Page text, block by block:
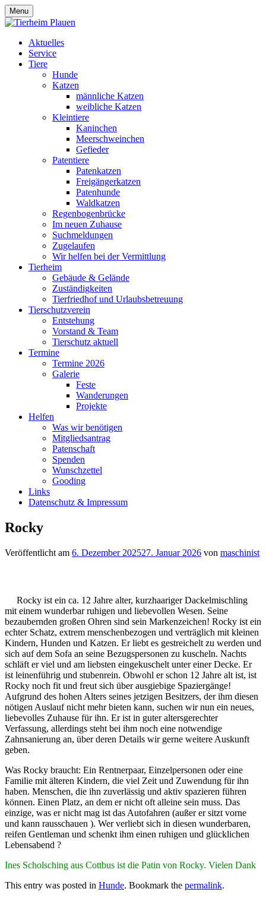
Menu
Aktuelles
Service
Tiere
Hunde
Katzen
männliche Katzen
weibliche Katzen
Kleintiere
Kaninchen
Meerschweinchen
Gefieder
Patentiere
Patenkatzen
Freigängerkatzen
Patenhunde
Waldkatzen
Regenbogenbrücke
Im neuen Zuhause
Suchmeldungen
Zugelaufen
Wir helfen bei der Vermittlung
Tierheim
Gebäude & Gelände
Zuständigkeiten
Tierfriedhof und Urlaubsbetreuung
Tierschutzverein
Entstehung
Vorstand & Team
Tierschutz aktuell
Termine
Termine 2026
Galerie
Feste
Wanderungen
Projekte
Helfen
Was wir benötigen
Mitgliedsantrag
Patenschaft
Spenden
Wunschzettel
Gooding
Links
Datenschutz & Impressum
Rocky
Veröffentlicht am 6. Dezember 202527. Januar 2026 von maschinist
Rocky ist ein ca. 12 Jahre alter, kurzhaariger Dackelmischling
mit einem wunderbar ruhigen und liebevollen Wesen. Seine
bezaubernden großen Ohren sind sein Markenzeichen! ​Rocky ist ein
echter Schatz, extrem menschenbezogen und verträglich mit kleinen
Kindern, Hunden und Katzen. Er liebt es gestreichelt zu werden und
sich auf dem Sofa an seine Bezugspersonen zu kuscheln. Nachts
schläft er viel und am liebsten eingekuschelt unter einer Decke. ​Er
ist leinenführig und stubenrein. Obwohl er schon 12 Jahre alt ist, ist
Rocky noch fit und freut sich über ausgiebige Spaziergänge!
Aufgrund des hohen Alters seines jetzigen Besitzers, der ihm diesen
nötigen Auslauf nicht mehr bieten kann, suchen wir nun ein neues,
liebevolles Zuhause für ihn. Er ist in guter altersgerechter
Verfassung, allerdings steht bei ihm noch eine notwendige
Zahnsanierung an, über deren Details wir gerne weitere Auskunft
geben.
​Was Rocky braucht: ​Ein Rentnerpaar, Einzelpersonen oder eine
Familie mit älteren Kindern, die viel Zeit und Zuwendung für ihn
haben. ​Menschen, die ihn zuverlässig und aktiv spazieren führen
können. ​Einen Platz, an dem er nicht oft alleine sein muss. ​Das
einzige, was er nicht mag ist das Autofahren (außer er sitzt vorne
und kann rausschauen ). ​Wer verliebt sich in diesen wunderbaren,
reifen Gentleman und schenkt ihm einen ruhigen und glücklichen
Lebensabend ?
Ines Scholsching aus Cottbus ist die Patin von Rocky. Vielen Dank
This entry was posted in Hunde. Bookmark the permalink.